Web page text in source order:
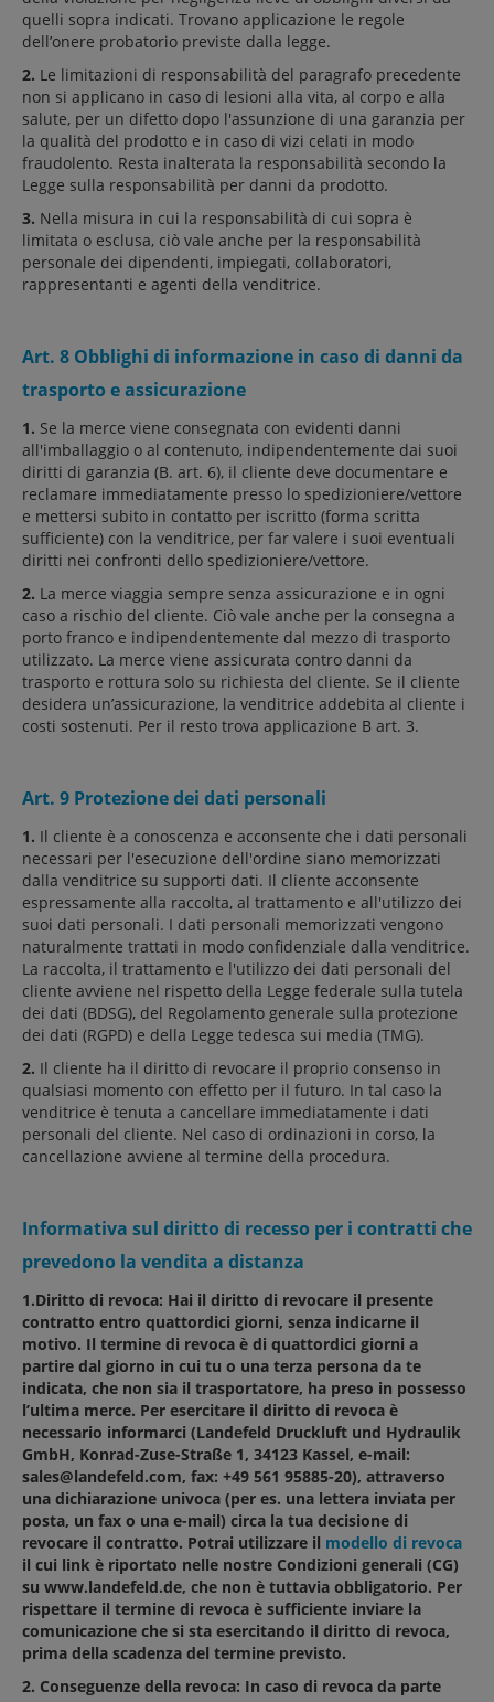
quelli sopra indicati. Trovano applicazione le regole
dell’onere probatorio previste dalla legge.
2. Le limitazioni di responsabilità del paragrafo precedente
non si applicano in caso di lesioni alla vita, al corpo e alla
salute, per un difetto dopo l'assunzione di una garanzia per
la qualità del prodotto e in caso di vizi celati in modo
fraudolento. Resta inalterata la responsabilità secondo la
Legge sulla responsabilità per danni da prodotto.
3. Nella misura in cui la responsabilità di cui sopra è
limitata o esclusa, ciò vale anche per la responsabilità
personale dei dipendenti, impiegati, collaboratori,
rappresentanti e agenti della venditrice.
Art. 8 Obblighi di informazione in caso di danni da
trasporto e assicurazione
1. Se la merce viene consegnata con evidenti danni
all'imballaggio o al contenuto, indipendentemente dai suoi
diritti di garanzia (B. art. 6), il cliente deve documentare e
reclamare immediatamente presso lo spedizioniere/vettore
e mettersi subito in contatto per iscritto (forma scritta
sufficiente) con la venditrice, per far valere i suoi eventuali
diritti nei confronti dello spedizioniere/vettore.
2. La merce viaggia sempre senza assicurazione e in ogni
caso a rischio del cliente. Ciò vale anche per la consegna a
porto franco e indipendentemente dal mezzo di trasporto
utilizzato. La merce viene assicurata contro danni da
trasporto e rottura solo su richiesta del cliente. Se il cliente
desidera un’assicurazione, la venditrice addebita al cliente i
costi sostenuti. Per il resto trova applicazione B art. 3.
Art. 9 Protezione dei dati personali
1. Il cliente è a conoscenza e acconsente che i dati personali
necessari per l'esecuzione dell'ordine siano memorizzati
dalla venditrice su supporti dati. Il cliente acconsente
espressamente alla raccolta, al trattamento e all'utilizzo dei
suoi dati personali. I dati personali memorizzati vengono
naturalmente trattati in modo confidenziale dalla venditrice.
La raccolta, il trattamento e l'utilizzo dei dati personali del
cliente avviene nel rispetto della Legge federale sulla tutela
dei dati (BDSG), del Regolamento generale sulla protezione
dei dati (RGPD) e della Legge tedesca sui media (TMG).
2. Il cliente ha il diritto di revocare il proprio consenso in
qualsiasi momento con effetto per il futuro. In tal caso la
venditrice è tenuta a cancellare immediatamente i dati
personali del cliente. Nel caso di ordinazioni in corso, la
cancellazione avviene al termine della procedura.
Informativa sul diritto di recesso per i contratti che
prevedono la vendita a distanza
1.Diritto di revoca: Hai il diritto di revocare il presente
contratto entro quattordici giorni, senza indicarne il
motivo. Il termine di revoca è di quattordici giorni a
partire dal giorno in cui tu o una terza persona da te
indicata, che non sia il trasportatore, ha preso in possesso
l’ultima merce. Per esercitare il diritto di revoca è
necessario informarci (Landefeld Druckluft und Hydraulik
GmbH, Konrad-Zuse-Straße 1, 34123 Kassel, e-mail:
sales@landefeld.com, fax: +49 561 95885-20), attraverso
una dichiarazione univoca (per es. una lettera inviata per
posta, un fax o una e-mail) circa la tua decisione di
revocare il contratto. Potrai utilizzare il modello di revoca
il cui link è riportato nelle nostre Condizioni generali (CG)
su www.landefeld.de, che non è tuttavia obbligatorio. Per
rispettare il termine di revoca è sufficiente inviare la
comunicazione che si sta esercitando il diritto di revoca,
prima della scadenza del termine previsto.
2. Conseguenze della revoca: In caso di revoca da parte